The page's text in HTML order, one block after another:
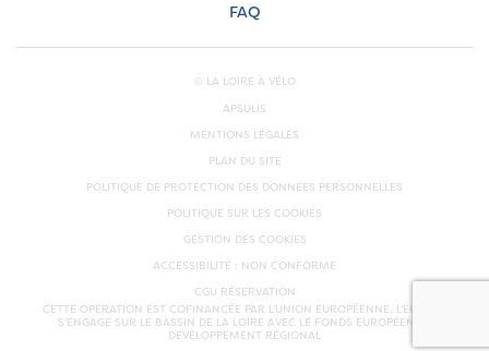
FAQ
© LA LOIRE À VÉLO
APSULIS
MENTIONS LÉGALES
PLAN DU SITE
POLITIQUE DE PROTECTION DES DONNÉES PERSONNELLES
POLITIQUE SUR LES COOKIES
GESTION DES COOKIES
ACCESSIBILITÉ : NON CONFORME
CGU RÉSERVATION
CETTE OPÉRATION EST COFINANCÉE PAR L’UNION EUROPÉENNE. L'EUROPE
S'ENGAGE SUR LE BASSIN DE LA LOIRE AVEC LE FONDS EUROPÉEN DE
DÉVELOPPEMENT RÉGIONAL